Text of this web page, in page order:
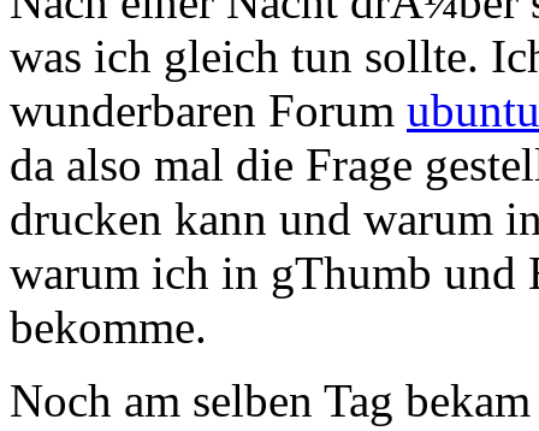
was ich gleich tun sollte.
wunderbaren Forum
da also mal die Frage
drucken kann und warum
warum ich in gThumb und
bekomme.
Noch am selben Tag